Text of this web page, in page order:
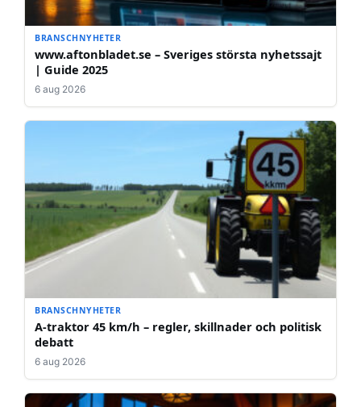
BRANSCHNYHETER
www.aftonbladet.se – Sveriges största nyhetssajt
| Guide 2025
6 aug 2026
BRANSCHNYHETER
A-traktor 45 km/h – regler, skillnader och politisk
debatt
6 aug 2026